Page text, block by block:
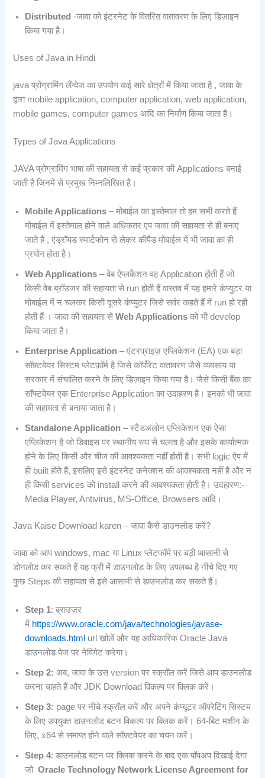
Distributed-जावा को इंटरनेट के वितरित वातावरण के लिए डिज़ाइन
किया गया है।
Uses of Java in Hindi
java प्रोग्रामिंग लैंग्वेज का उपयोग कई सारे क्षेत्रों में किया जाता है , जावा के
द्वारा mobile application, computer application, web application,
mobile games, computer games आदि का निर्माण किया जाता है।
Types of Java Applications
JAVA प्रोग्रामिंग भाषा की सहायता से कई प्रकार की Applications बनाई
जाती है जिनमें से प्रमुख निम्नलिखित है।
Mobile Applications – मोबाईल का इस्तेमाल तो हम सभी करते हैं
मोबाईल में इस्तेमाल होने वाले अधिकतर एप जावा की सहायता से ही बनाए
जाते हैं , एंड्रॉयड स्मार्टफोन से लेकर कीपैड मोबाईल में भी जावा का ही
प्रयोग होता है।
Web Applications – वेब ऐप्लकैशन वह Application होती हैं जो
किसी वेब ब्रॉउजर की सहायता से run होती हैं वास्तव में यह हमारे कंप्युटर या
मोबाईल में न चलकर किसी दूसरे कंप्युटर जिसे सर्वर कहते हैं में run हो रही
होती हैं । जावा की सहायता सेWeb Applications को भी develop
किया जाता है।
Enterprise Application – एंटरप्राइज़ एप्लिकेशन (EA) एक बड़ा
सॉफ़्टवेयर सिस्टम प्लेटफ़ॉर्म है जिसे कॉर्पोरेट वातावरण जैसे व्यवसाय या
सरकार में संचालित करने के लिए डिज़ाइन किया गया है। जैसे किसी बैंक का
सॉफ्टवेयर एक Enterprise Application का उदाहरण है। इनको भी जावा
की सहायता से बनाया जाता है।
Standalone Application– स्टैंडअलोन एप्लिकेशन एक ऐसा
एप्लिकेशन है जो डिवाइस पर स्थानीय रूप से चलता है और इसके कार्यात्मक
होने के लिए किसी और चीज की आवश्यकता नहीं होती है। सभी logic ऐप में
ही built होते हैं, इसलिए इसे इंटरनेट कनेक्शन की आवश्यकता नहीं है और न
ही किसी services को install करने की आवश्यकता होती है। उदहारण:-
Media Player, Antivirus, MS-Office, Browsers आदि।
Java Kaise Download karen – जावा कैसे डाउनलोड करें?
जावा को आप windows, mac या Linux प्लेटफॉर्म पर बड़ी आसानी से
डोनलोड कर सकते हैं यह फ्री में डाउनलोड के लिए उपलब्ध है नीचे दिए गए
कुछ Steps की सहायता से इसे आसानी से डाउनलोड कर सकते हैं।
Step 1: ब्राउज़र
में https://www.oracle.com/java/technologies/javase-
downloads.html url खोलें और यह आधिकारिक Oracle Java
डाउनलोड पेज पर नेविगेट करेगा।
Step 2: अब, जावा के उस version पर स्क्रॉल करें जिसे आप डाउनलोड
करना चाहते हैं और JDK Download विकल्प पर क्लिक करें।
Step 3: page पर नीचे स्क्रॉल करें और अपने कंप्यूटर ऑपरेटिंग सिस्टम
के लिए उपयुक्त डाउनलोड बटन विकल्प पर क्लिक करें। 64-बिट मशीन के
लिए, x64 से समाप्त होने वाले सॉफ़्टवेयर का चयन करें।
Step 4: डाउनलोड बटन पर क्लिक करने के बाद एक पॉपअप दिखाई देगा
जोOracle Technology Network License Agreement for